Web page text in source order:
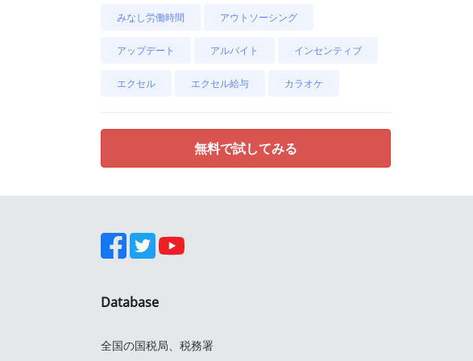
みなし労働時間 アウトソーシング
アップデート アルバイト インセンティブ
エクセル エクセル給与 カラオケ
無料で試してみる
Database
全国の国税局、税務署